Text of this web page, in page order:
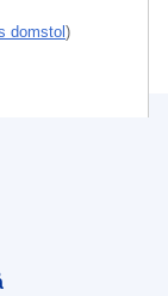
domstol)